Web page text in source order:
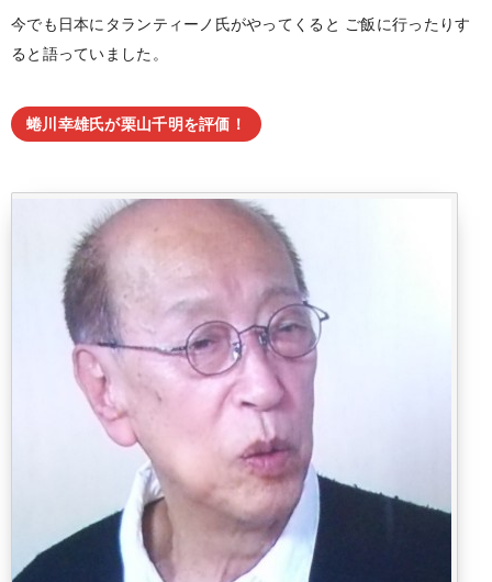
今でも日本にタランティーノ氏がやってくると ご飯に行ったりす
ると語っていました。
蜷川幸雄氏が栗山千明を評価！